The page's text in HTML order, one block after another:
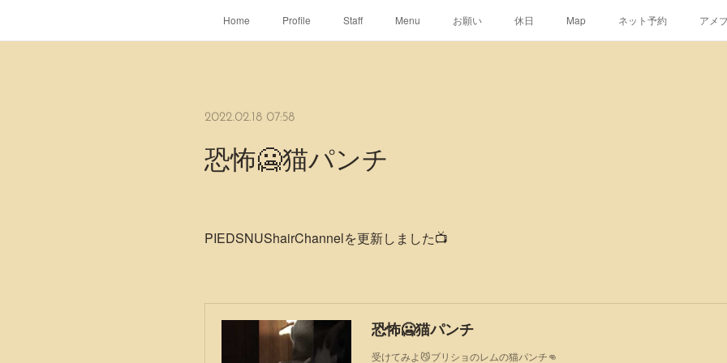
Home Profile Staff Menu お願い 休日 Map ネット予約 アメ
2022.02.18 07:58
恐怖🥶猫パンチ
PIEDSNUShairChannelを更新しました📺
恐怖🥶猫パンチ
受けてみよ😼ブリショのレムの猫パンチ👊